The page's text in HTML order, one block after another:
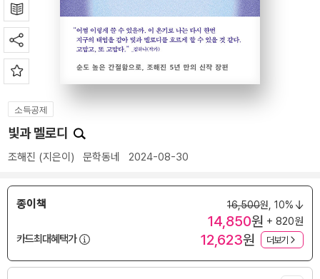
소득공제
빛과 멜로디
조해진 (지은이) 문학동네 2024-08-30
종이책 16,500원, 10%
14,850원 + 820원
카드최대혜택가
12,623원 더보기